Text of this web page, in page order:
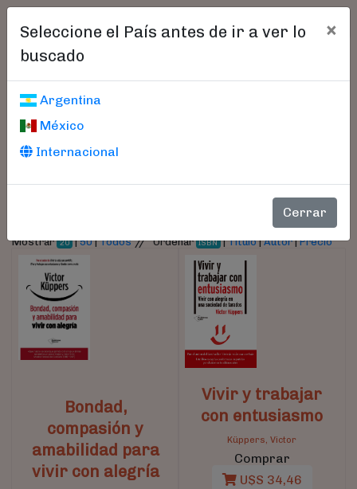
Seleccione el País antes de ir a ver lo
buscado
×
Argentina
México
Internacional
Cerrar
Libros encontrados
Parámetros
Mostrar 20 |50|Todos//Ordenar ISBN |Título|Autor|Precio
Bondad,
compasión y
amabilidad para
vivir con alegría
Vivir y trabajar
con entusiasmo
Küppers, Victor
Comprar
U$S 34,46